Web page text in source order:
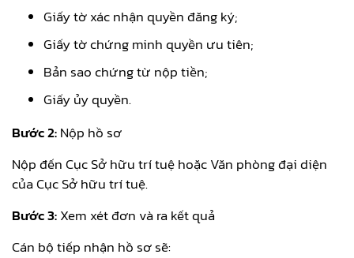
Giấy tờ xác nhận quyền đăng ký;
Giấy tờ chứng minh quyền ưu tiên;
Bản sao chứng từ nộp tiền;
Giấy ủy quyền.
Bước 2:Nộp hồ sơ
Nộp đến Cục Sở hữu trí tuệ hoặc Văn phòng đại diện
của Cục Sở hữu trí tuệ.
Bước 3:Xem xét đơn và ra kết quả
Cán bộ tiếp nhận hồ sơ sẽ: